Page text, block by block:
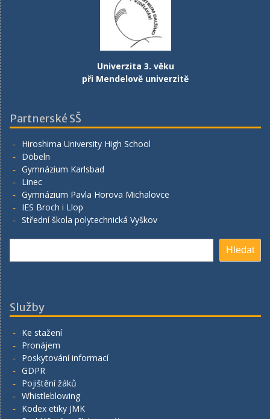
Univerzita 3. věku
při Mendelově univerzitě
Partnerské SŠ
Hiroshima University High School
Döbeln
Gymnázium Karlsbad
Linec
Gymnázium Pavla Horova Michalovce
IES Broch i Llop
Střední škola polytechnická Vyškov
Hledat
Služby
Ke stažení
Pronájem
Poskytování informací
GDPR
Pojištění žáků
Whistleblowing
Kodex etiky JMK